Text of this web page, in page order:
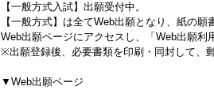
【一般方式入試】出願受付中。
【一般方式】は全てWeb出願となり、紙の願
Web出願ページにアクセスし、「Web出願利
※出願登録後、必要書類を印刷・同封して、
▼Web出願ページ